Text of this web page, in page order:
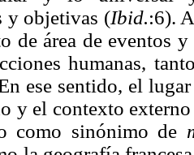
y objetivas (Ibid.:6).
de área de eventos
humanas,
ese sentido, el
y el contexto externo
como sinónimo de